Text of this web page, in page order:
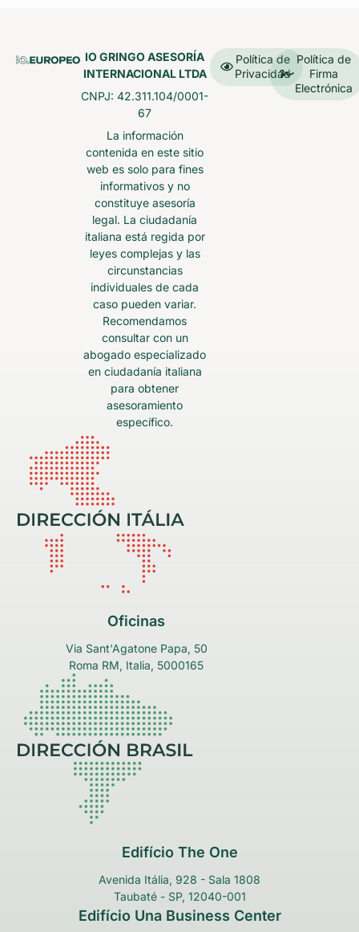
IO GRINGO ASESORÍA
INTERNACIONAL LTDA
CNPJ: 42.311.104/0001-
67
La información
contenida en este sitio
web es solo para fines
informativos y no
constituye asesoría
legal. La ciudadanía
italiana está regida por
leyes complejas y las
circunstancias
individuales de cada
caso pueden variar.
Recomendamos
consultar con un
abogado especializado
en ciudadanía italiana
para obtener
asesoramiento
específico.
Política de
Privacidad
Política de
Firma
Electrónica
Oficinas
Via Sant'Agatone Papa, 50
Roma RM, Italia, 5000165
Edifício The One
Avenida Itália, 928 - Sala 1808
Taubaté - SP, 12040-001
Edifício Una Business Center